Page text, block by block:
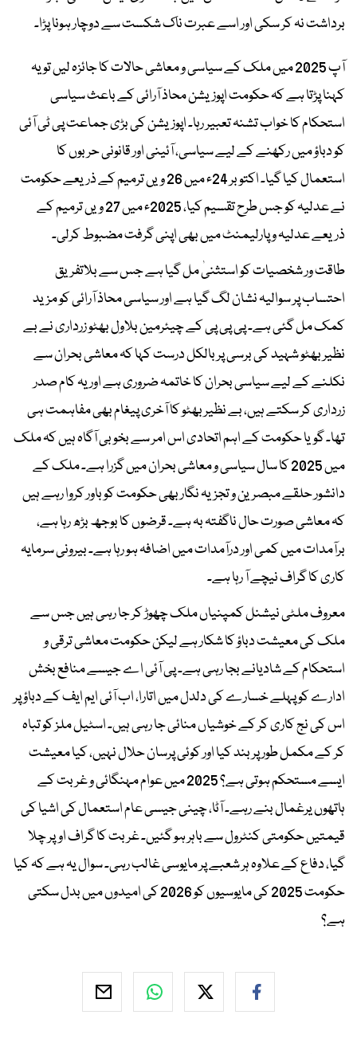
برداشت نہ کر سکی اور اسے عبرت ناک شکست سے دوچار ہونا پڑا۔
آپ 2025 میں ملک کے سیاسی و معاشی حالات کا جائزہ لیں تو یہ
کہنا پڑتا ہے کہ حکومت اپوزیشن محاذ آرائی کے باعث سیاسی
استحکام کا خواب تشنہ تعبیر رہا۔ اپوزیشن کی بڑی جماعت پی ٹی آئی
کو دباؤ میں رکھنے کے لیے سیاسی، آئینی اور قانونی حربوں کا
استعمال کیا گیا۔ اکتوبر 24ء میں 26 ویں ترمیم کے ذریعے حکومت
نے عدلیہ کو جس طرح تقسیم کیا، 2025ء میں 27 ویں ترمیم کے
ذریعے عدلیہ و پارلیمنٹ میں بھی اپنی گرفت مضبوط کرلی۔
طاقت ور شخصیات کو استثنیٰ مل گیا ہے جس سے بلاتفریق
احتساب پر سوالیہ نشان لگ گیا ہے اور سیاسی محاذ آرائی کو مزید
کمک مل گئی ہے۔ پی پی پی کے چیئرمین بلاول بھٹو زرداری نے بے
نظیر بھٹو شہید کی برسی پر بالکل درست کہا کہ معاشی بحران سے
نکلنے کے لیے سیاسی بحران کا خاتمہ ضروری ہے اور یہ کام صدر
زرداری کر سکتے ہیں، بے نظیر بھٹو کا آخری پیغام بھی مفاہمت ہی
تھا۔ گویا حکومت کے اہم اتحادی اس امر سے بخوبی آگاہ ہیں کہ ملک
میں 2025 کا سال سیاسی و معاشی بحران میں گزرا ہے۔ ملک کے
دانشور حلقے مبصرین و تجزیہ نگار بھی حکومت کو باور کروا رہے ہیں
کہ معاشی صورت حال ناگفتہ بہ ہے۔ قرضوں کا بوجھ بڑھ رہا ہے،
برآمدات میں کمی اور درآمدات میں اضافہ ہو رہا ہے۔ بیرونی سرمایہ
کاری کا گراف نیچے آ رہا ہے۔
معروف ملٹی نیشنل کمپنیاں ملک چھوڑ کر جا رہی ہیں جس سے
ملک کی معیشت دباؤ کا شکار ہے لیکن حکومت معاشی ترقی و
استحکام کے شادیانے بجا رہی ہے۔ پی آئی اے جیسے منافع بخش
ادارے کو پہلے خسارے کی دلدل میں اتارا، اب آئی ایم ایف کے دباؤ پر
اس کی نج کاری کر کے خوشیاں منائی جا رہی ہیں۔ اسٹیل ملز کو تباہ
کر کے مکمل طور پر بند کیا اور کوئی پرسان حلال نہیں، کیا معیشت
ایسے مستحکم ہوتی ہے؟ 2025 میں عوام مہنگائی و غربت کے
ہاتھوں یرغمال بنے رہے۔ آٹا، چینی جیسی عام استعمال کی اشیا کی
قیمتیں حکومتی کنٹرول سے باہر ہو گئیں۔ غربت کا گراف اوپر چلا
گیا، دفاع کے علاوہ ہر شعبے پر مایوسی غالب رہی۔ سوال یہ ہے کہ کیا
حکومت 2025 کی مایوسیوں کو 2026 کی امیدوں میں بدل سکتی
ہے؟